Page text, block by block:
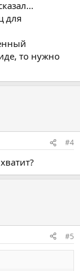
для
то нужно
#4
#5